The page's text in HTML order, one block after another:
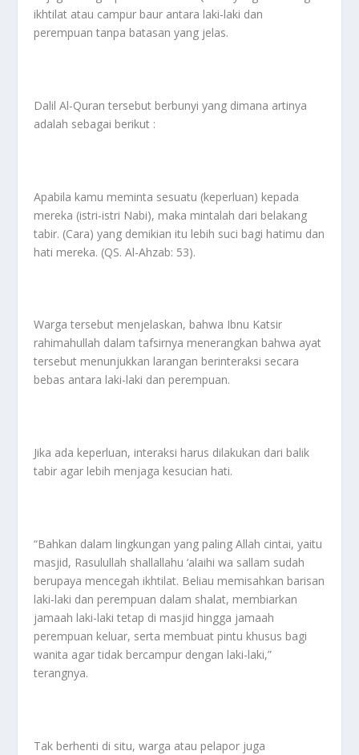
ikhtilat atau campur baur antara laki-laki dan
perempuan tanpa batasan yang jelas.
Dalil Al-Quran tersebut berbunyi yang dimana artinya
adalah sebagai berikut :
Apabila kamu meminta sesuatu (keperluan) kepada
mereka (istri-istri Nabi), maka mintalah dari belakang
tabir. (Cara) yang demikian itu lebih suci bagi hatimu dan
hati mereka. (QS. Al-Ahzab: 53).
Warga tersebut menjelaskan, bahwa Ibnu Katsir
rahimahullah dalam tafsirnya menerangkan bahwa ayat
tersebut menunjukkan larangan berinteraksi secara
bebas antara laki-laki dan perempuan.
Jika ada keperluan, interaksi harus dilakukan dari balik
tabir agar lebih menjaga kesucian hati.
“Bahkan dalam lingkungan yang paling Allah cintai, yaitu
masjid, Rasulullah shallallahu ‘alaihi wa sallam sudah
berupaya mencegah ikhtilat. Beliau memisahkan barisan
laki-laki dan perempuan dalam shalat, membiarkan
jamaah laki-laki tetap di masjid hingga jamaah
perempuan keluar, serta membuat pintu khusus bagi
wanita agar tidak bercampur dengan laki-laki,”
terangnya.
Tak berhenti di situ, warga atau pelapor juga